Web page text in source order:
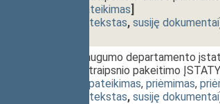
pateikimas]
dokumento tekstas, susiję dokumentai
Valstybės saugumo departamento
įstatymo 2 straipsnio pakeitimo
pateikimas, priėmimas,
dokumento tekstas, susiję dokumentai